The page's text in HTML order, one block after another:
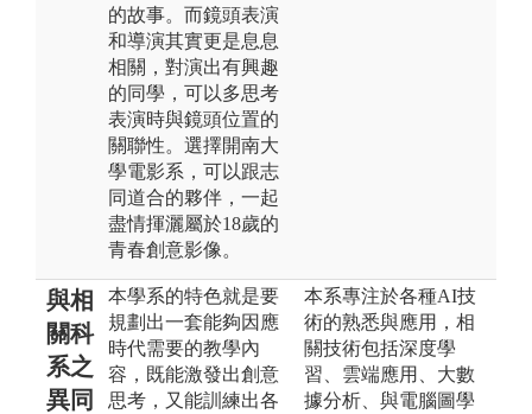
的故事。而鏡頭表演
和導演其實更是息息
相關，對演出有興趣
的同學，可以多思考
表演時與鏡頭位置的
關聯性。選擇開南大
學電影系，可以跟志
同道合的夥伴，一起
盡情揮灑屬於18歲的
青春創意影像。
與相
關科
系之
異同
本學系的特色就是要
規劃出一套能夠因應
時代需要的教學內
容，既能激發出創意
思考，又能訓練出各
本系專注於各種AI技
術的熟悉與應用，相
關技術包括深度學
習、雲端應用、大數
據分析、與電腦圖學